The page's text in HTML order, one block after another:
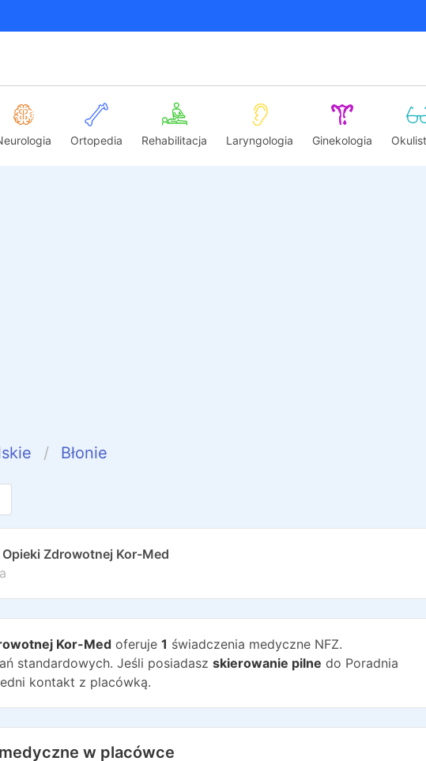
Ortopedia Rehabilitacja Laryngologia Ginekologia
Błonie
Zdrowotnej Kor-Med
Kor-Med oferuje 1 świadczenia medyczne NFZ.
standardowych. Jeśli posiadasz skierowanie pilne do Poradnia
kontakt z placówką.
w placówce